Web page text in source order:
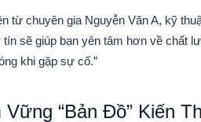
từ chuyên gia Nguyễn Văn A, kỹ
tín sẽ giúp bạn yên tâm hơn về chất
khi gặp sự cố.”
Vững “Bản Đồ” Kiến